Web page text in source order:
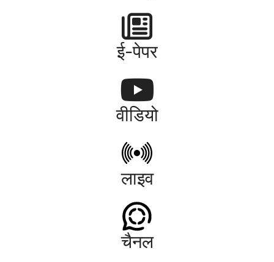
ई-पेपर
वीडियो
लाइव
चैनल